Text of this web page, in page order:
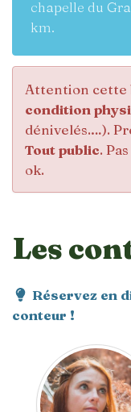
chapelle du
km.
Attention cette
condition
dénivelés.…).
Tout public.
ok.
Les
Réservez en
conteur !